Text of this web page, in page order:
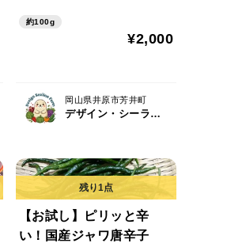
約100g
¥2,000
岡山県井原市芳井町
デザイン・シーライオン・ファーム
【お試し】ピリッと辛
い！国産ジャワ唐辛子